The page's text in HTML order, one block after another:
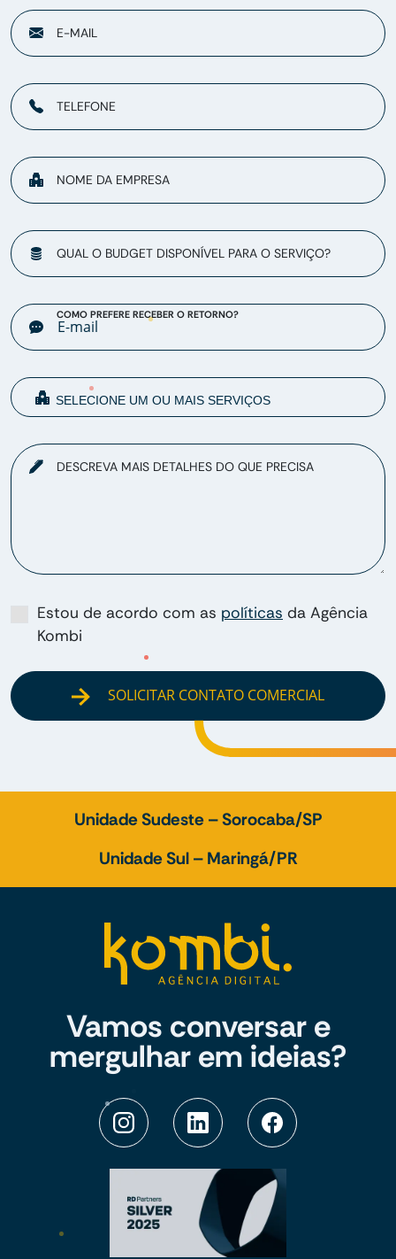
E-MAIL
TELEFONE
NOME DA EMPRESA
QUAL O BUDGET DISPONÍVEL PARA O SERVIÇO?
COMO PREFERE RECEBER O RETORNO?
DESCREVA MAIS DETALHES DO QUE PRECISA
Estou de acordo com as políticas da Agência
Kombi
SOLICITAR CONTATO COMERCIAL
Unidade Sudeste – Sorocaba/SP
Unidade Sul – Maringá/PR
Vamos conversar e
mergulhar em ideias?